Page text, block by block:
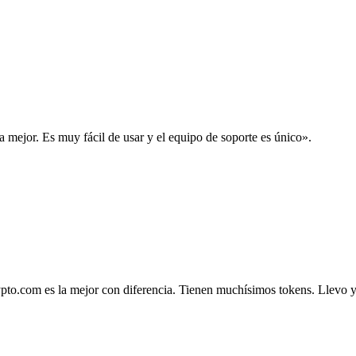
mejor. Es muy fácil de usar y el equipo de soporte es único».
es la mejor con diferencia. Tienen muchísimos tokens.